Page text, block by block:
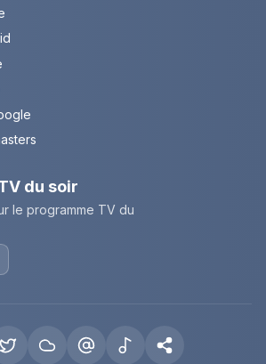
du soir
le programme TV du